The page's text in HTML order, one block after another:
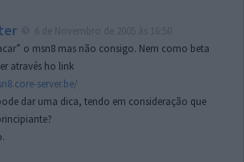
o msn8 mas não consigo. Nem como beta
através ho link
server.be/
dar uma dica, tendo em consideração que